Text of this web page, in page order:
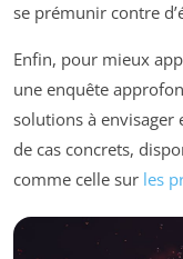
se prémunir contre
Enfin, pour mieux
une enquête
solutions à envisager
de cas concrets,
comme celle sur les